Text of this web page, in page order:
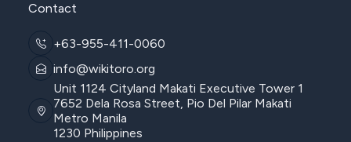
Contact
+63-955-411-0060
info@wikitoro.org
Unit 1124 Cityland Makati Executive Tower 1
7652 Dela Rosa Street, Pio Del Pilar Makati
Metro Manila
1230 Philippines